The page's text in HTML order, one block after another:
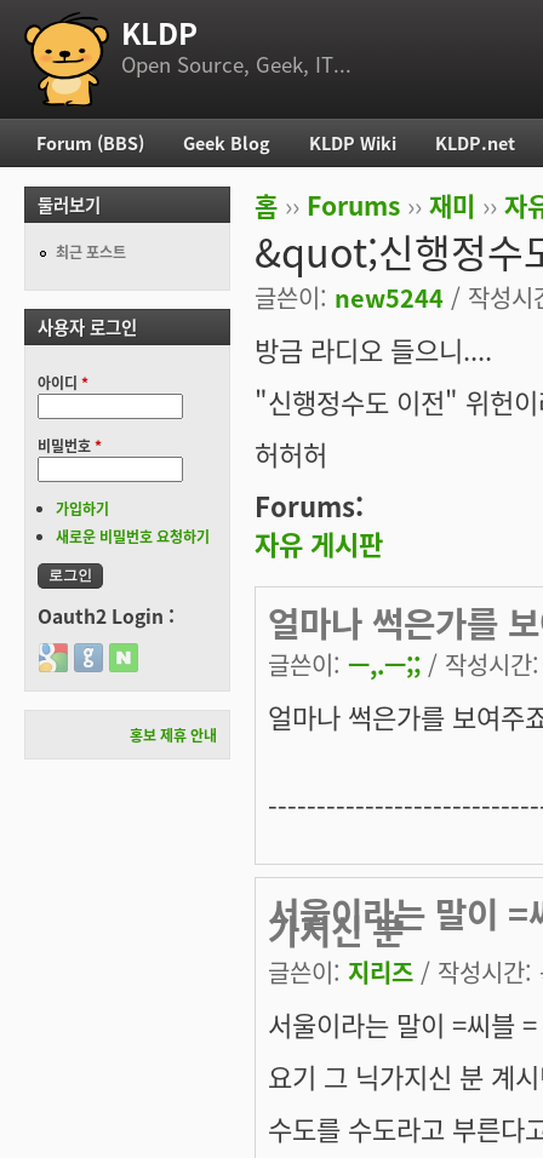
부 메뉴 KLDP
Open Source, Geek, IT...
현재 위치
홈 ›› Forums ›› 재미 ›› 자
&quot;신행정수
글쓴이: new5244 / 작성
방금 라디오 들으니....
"신행정수도 이전" 위헌
허허허
Forums:
자유 게시판
얼마나 썩은가를
글쓴이: ㅡ,.ㅡ;; / 작성시
얼마나 썩은가를 보여주
서울이라는 말이
가지신 분
글쓴이: 지리즈 / 작성시간
서울이라는 말이 =씨블
요기 그 닉가지신 분 계
수도를 수도라고 부른다
주 메뉴
Forum (BBS) Geek Blog KLDP Wiki KLDP.net
둘러보기
최근 포스트
사용자 로그인
아이디 *
비밀번호*
가입하기
새로운 비밀번호 요청하기
Oauth2 Login :
Login with Google
Login with GitHub
Login with Naver
홍보 제휴 안내